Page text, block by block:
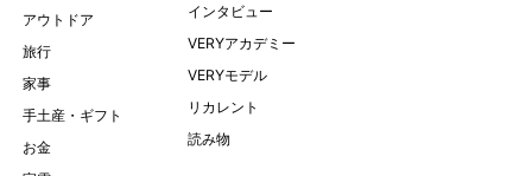
アウトドア
旅行
家事
手土産・ギフト
お金
インタビュー
VERYアカデミー
VERYモデル
リカレント
読み物